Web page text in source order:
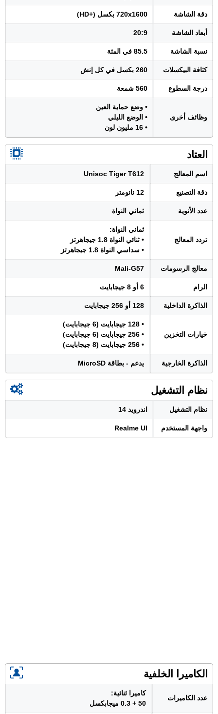
دقة الشاشة 720x1600 بكسل (+HD)
أبعاد الشاشة 20:9
نسبة الشاشة 85.5 في المئة
كثافة البيكسلات 260 بكسل في كل إنش
درجة السطوع 560 شمعة
وظائف أخرى
• وضع حماية العين
• الوضع الليلي
• 16 مليون لون
العتاد
اسم المعالج Unisoc Tiger T612
دقة التصنيع 12 نانومتر
عدد الأنوية ثماني النواة
تردد المعالج
ثماني النواة:
• ثنائي النواة 1.8 جيجاهرتز
• سداسي النواة 1.8 جيجاهرتز
معالج الرسومات Mali-G57
الرام 6 أو 8 جيجابايت
الذاكرة الداخلية 128 أو 256 جيجابايت
خيارات التخزين
• 128 جيجابايت (6 جيجابايت)
• 256 جيجابايت (6 جيجابايت)
• 256 جيجابايت (8 جيجابايت)
الذاكرة الخارجية يدعم - بطاقة MicroSD
نظام التشغيل
نظام التشغيل اندرويد 14
واجهة المستخدم Realme UI
الكاميرا الخلفية
عدد الكاميرات
كاميرا ثنائية:
50 + 0.3 ميجابكسل